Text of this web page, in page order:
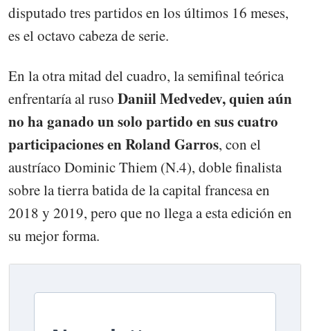
disputado tres partidos en los últimos 16 meses,
es el octavo cabeza de serie.
En la otra mitad del cuadro, la semifinal teórica
enfrentaría al ruso Daniil Medvedev, quien aún
no ha ganado un solo partido en sus cuatro
participaciones en Roland Garros, con el
austríaco Dominic Thiem (N.4), doble finalista
sobre la tierra batida de la capital francesa en
2018 y 2019, pero que no llega a esta edición en
su mejor forma.